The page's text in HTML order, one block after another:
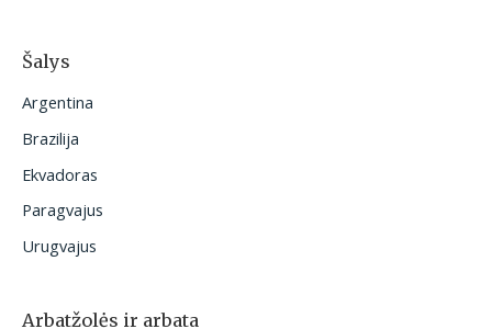
Šalys
Argentina
Brazilija
Ekvadoras
Paragvajus
Urugvajus
Arbatžolės ir arbata